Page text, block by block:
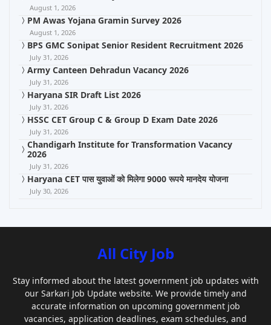
August 1, 2026
PM Awas Yojana Gramin Survey 2026
August 1, 2026
BPS GMC Sonipat Senior Resident Recruitment 2026
July 31, 2026
Army Canteen Dehradun Vacancy 2026
July 31, 2026
Haryana SIR Draft List 2026
July 31, 2026
HSSC CET Group C & Group D Exam Date 2026
July 31, 2026
Chandigarh Institute for Transformation Vacancy
2026
July 31, 2026
Haryana CET पास युवाओं को मिलेगा 9000 रूपये मानदेय योजना
July 30, 2026
All City Job
Stay informed about the latest government job updates with
our Sarkari Job Update website. We provide timely and
accurate information on upcoming government job
vacancies, application deadlines, exam schedules, and